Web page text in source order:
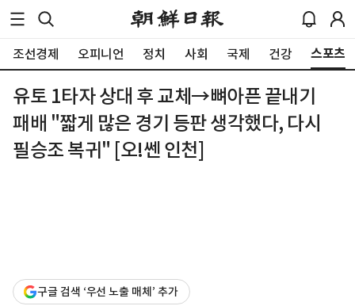
조선경제 오피니언 정치 사회 국제 건강 스포츠
유토 1타자 상대 후 교체→뼈아픈 끝내기
패배 "짧게 많은 경기 등판 생각했다, 다시
필승조 복귀" [오!쎈 인천]
구글 검색 ‘우선 노출 매체’ 추가